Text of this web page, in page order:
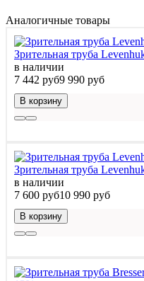
Аналогичные товары
Зрительная труба
в наличии
7 442 руб9 990 руб
В корзину
Зрительная труба
в наличии
7 600 руб10 990 руб
В корзину